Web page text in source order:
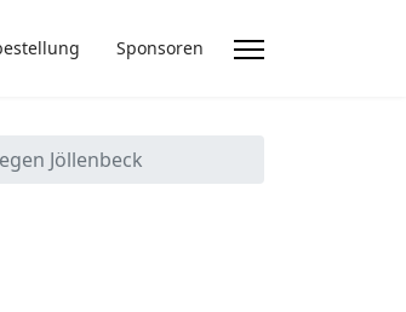
Sponsoren
Jöllenbeck